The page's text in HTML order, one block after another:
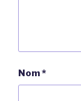
Nom*